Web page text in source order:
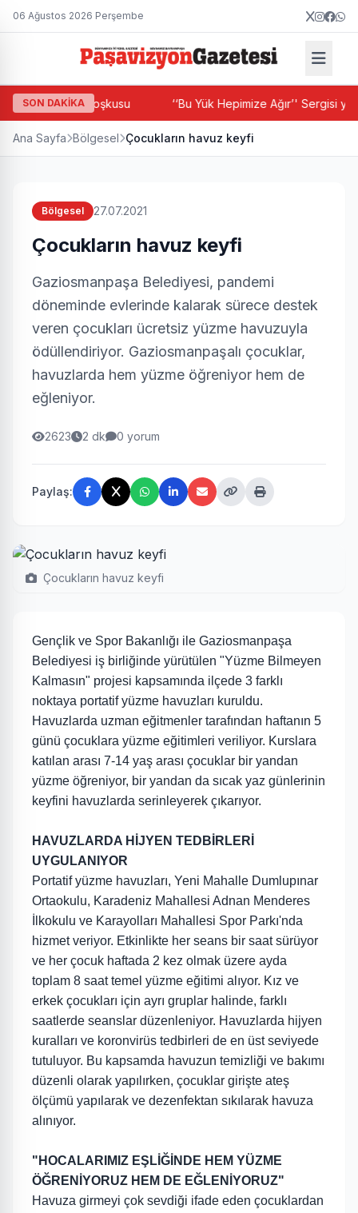
06 Ağustos 2026 Perşembe
SON DAKİKA
Festivali coşkusu ‘‘Bu Yük Hepimize Ağır’' Sergisi
Ana Sayfa Bölgesel Çocukların havuz keyfi
Bölgesel 27.07.2021
Çocukların havuz keyfi
Gaziosmanpaşa Belediyesi, pandemi
döneminde evlerinde kalarak sürece destek
veren çocukları ücretsiz yüzme havuzuyla
ödüllendiriyor. Gaziosmanpaşalı çocuklar,
havuzlarda hem yüzme öğreniyor hem de
eğleniyor.
2623 2 dk 0 yorum
Paylaş:
Çocukların havuz keyfi
Gençlik ve Spor Bakanlığı ile Gaziosmanpaşa
Belediyesi iş birliğinde yürütülen "Yüzme Bilmeyen
Kalmasın" projesi kapsamında ilçede 3 farklı
noktaya portatif yüzme havuzları kuruldu.
Havuzlarda uzman eğitmenler tarafından haftanın 5
günü çocuklara yüzme eğitimleri veriliyor. Kurslara
katılan arası 7-14 yaş arası çocuklar bir yandan
yüzme öğreniyor, bir yandan da sıcak yaz günlerinin
keyfini havuzlarda serinleyerek çıkarıyor.
HAVUZLARDA HİJYEN TEDBİRLERİ
UYGULANIYOR
Portatif yüzme havuzları, Yeni Mahalle Dumlupınar
Ortaokulu, Karadeniz Mahallesi Adnan Menderes
İlkokulu ve Karayolları Mahallesi Spor Parkı'nda
hizmet veriyor. Etkinlikte her seans bir saat sürüyor
ve her çocuk haftada 2 kez olmak üzere ayda
toplam 8 saat temel yüzme eğitimi alıyor. Kız ve
erkek çocukları için ayrı gruplar halinde, farklı
saatlerde seanslar düzenleniyor. Havuzlarda hijyen
kuralları ve koronvirüs tedbirleri de en üst seviyede
tutuluyor. Bu kapsamda havuzun temizliği ve bakımı
düzenli olarak yapılırken, çocuklar girişte ateş
ölçümü yapılarak ve dezenfektan sıkılarak havuza
alınıyor.
"HOCALARIMIZ EŞLİĞİNDE HEM YÜZME
ÖĞRENİYORUZ HEM DE EĞLENİYORUZ"
Havuza girmeyi çok sevdiği ifade eden çocuklardan